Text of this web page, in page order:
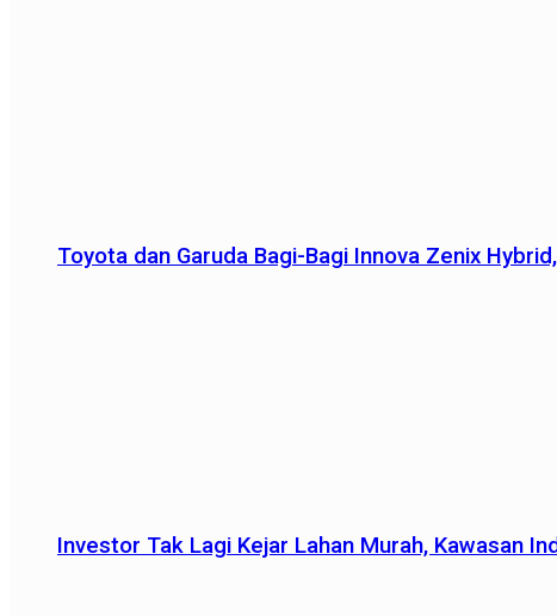
Toyota dan Garuda Bagi-Bagi Innova Zenix
Investor Tak Lagi Kejar Lahan Murah, Kawasan